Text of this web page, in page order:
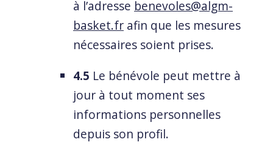
à l’adresse benevoles@algm-
basket.fr afin que les mesures
nécessaires soient prises.
4.5 Le bénévole peut mettre à
jour à tout moment ses
informations personnelles
depuis son profil.